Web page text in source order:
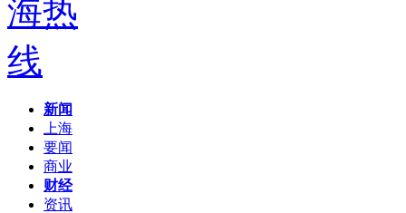
新闻
上海
要闻
商业
财经
资讯